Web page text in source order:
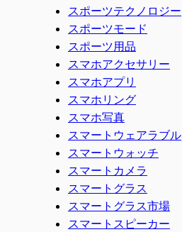
スポーツテクノロジー
スポーツモード
スポーツ用品
スマホアクセサリー
スマホアプリ
スマホリング
スマホ写真
スマートウェアラブル
スマートウォッチ
スマートカメラ
スマートグラス
スマートグラス市場
スマートスピーカー